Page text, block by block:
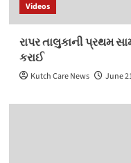
Videos
રાપર તાલુકાની પ્રથમ
કરાઈ
Kutch Care News June